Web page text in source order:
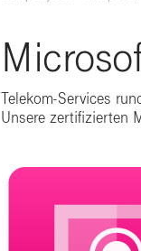
Telekom-Services
Unsere zertifizierten